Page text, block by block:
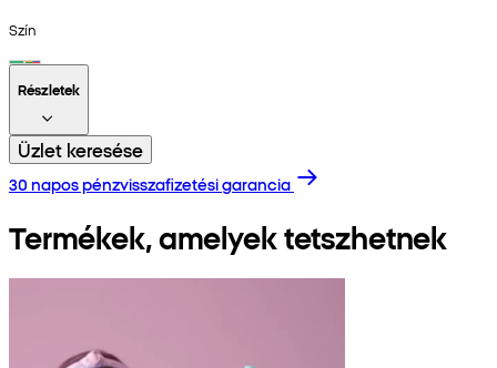
Szín
Részletek
Üzlet keresése
30 napos pénzvisszafizetési garancia
Termékek, amelyek tetszhetnek